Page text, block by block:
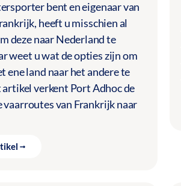
bent en eigenaar van
heeft u misschien al
deze naar Nederland te
weet u wat de opties zijn om
ene land naar het andere te
artikel verkent Port Adhoc de
vaarroutes van Frankrijk naar